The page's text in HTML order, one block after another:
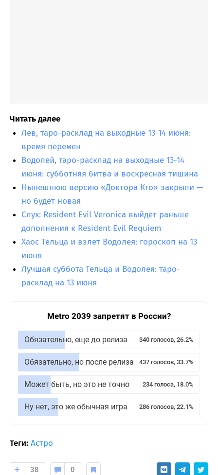
Читать далее
Лев, таро-расклад на выходные 13-14 июня:
время перемен
Водолей, таро-расклад на выходные 13-14
июня: субботняя битва и воскресная тишина
Нынешнюю версию «Доктора Кто» закрыли —
но будет новая
Слух: Resident Evil Veronica выйдет раньше
дополнения к Resident Evil Requiem
Хаос Тельца и взлет Водолея: гороскоп на 13
июня
Лучшая суббота Тельца и Водолея: таро-
расклад на 13 июня
Metro 2039 запретят в России?
Обязательно, еще до релиза 340 голосов, 26.2%
Обязательно, но после релиза 437 голосов, 33.7%
Может быть, но это не точно 234 голоса, 18.0%
Ну нет, это же обычная игра 286 голосов, 22.1%
Теги: Астро
38 0